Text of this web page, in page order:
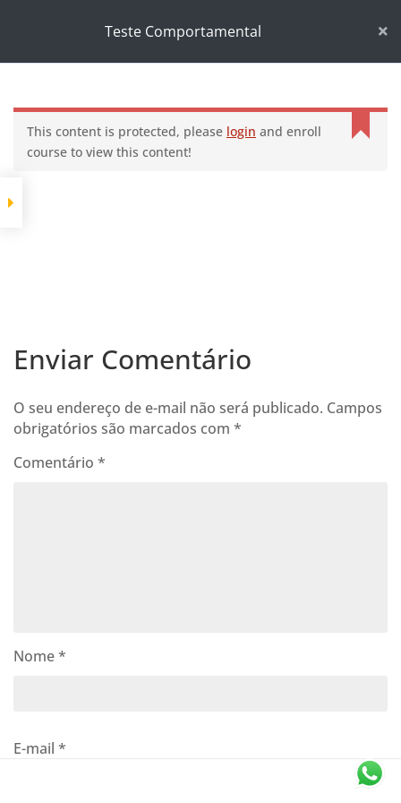
Teste ComportamentalTeste Comportamental
This content is protected, please login and enroll
course to view this content!
Enviar Comentário
O seu endereço de e-mail não será publicado. Campos
obrigatórios são marcados com *
Comentário *
Nome*
E-mail *